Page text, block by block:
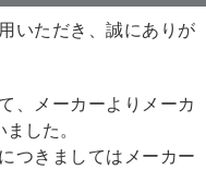
いただき、誠にありが
、メーカーよりメーカ
した。
つきましてはメーカー